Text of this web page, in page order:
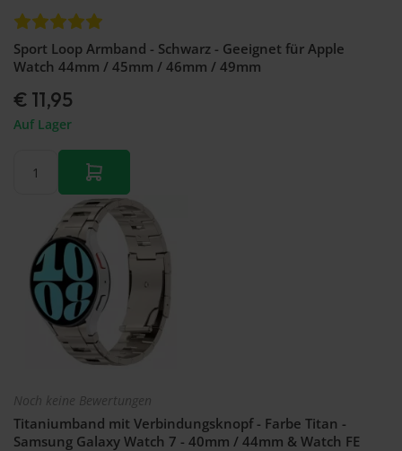
Sport Loop Armband - Schwarz - Geeignet für Apple
Watch 44mm / 45mm / 46mm / 49mm
€ 11,95
Auf Lager
Noch keine Bewertungen
Titaniumband mit Verbindungsknopf - Farbe Titan -
Samsung Galaxy Watch 7 - 40mm / 44mm & Watch FE